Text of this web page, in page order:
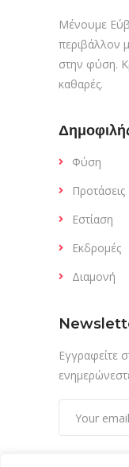
Μένουμε
περιβάλλον
στην φύση.
καθαρές.
Φύση
Προτάσεις
Εστίαση
Εκδρομές
Διαμονή
Εγγραφείτε